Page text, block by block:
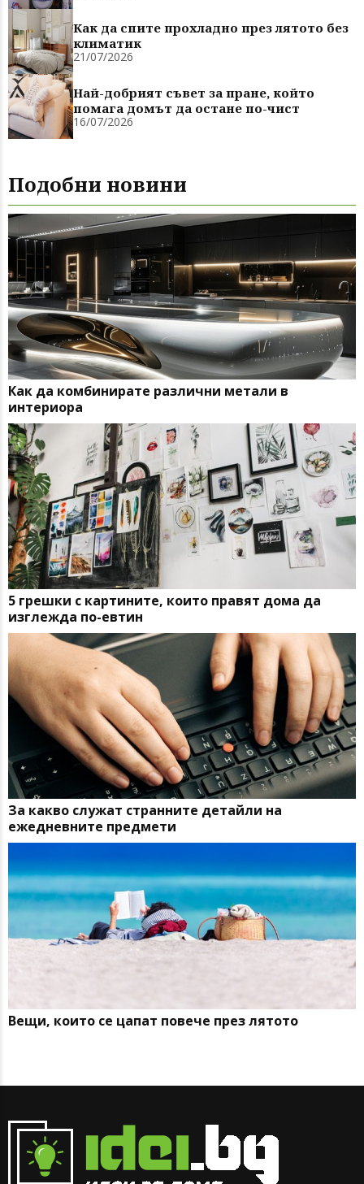
Как да спите прохладно през лятото без
климатик
21/07/2026
Най-добрият съвет за пране, който
помага домът да остане по-чист
16/07/2026
Подобни новини
Как да комбинирате различни метали в
интериора
5 грешки с картините, които правят дома да
изглежда по-евтин
За какво служат странните детайли на
ежедневните предмети
Вещи, които се цапат повече през лятото